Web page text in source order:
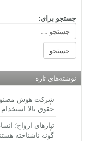
جستجو برای:
نوشته‌های تازه
شرکت هوش مصنوعی
حقوق بالا
تبارهای ارواح؛
گونه ناشناخته